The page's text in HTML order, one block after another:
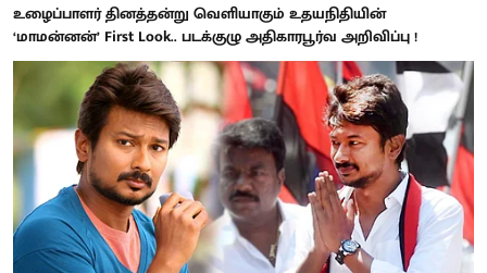
உழைப்பாளர் தினத்தன்று வெளியாகும் உதயநிதியின்
‘மாமன்னன்’ First Look.. படக்குழு அதிகாரபூர்வ அறிவிப்பு !